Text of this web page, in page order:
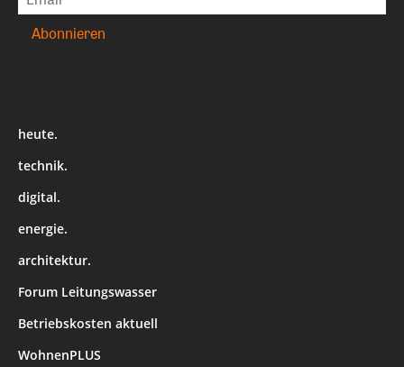
heute.
technik.
digital.
energie.
architektur.
Forum Leitungswasser
Betriebskosten aktuell
WohnenPLUS